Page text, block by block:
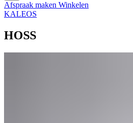
Afspraak maken Winkelen
KALEOS
HOSS